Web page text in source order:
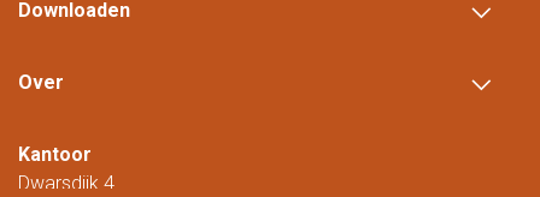
Downloaden
Over
Kantoor
Dwarsdijk 4